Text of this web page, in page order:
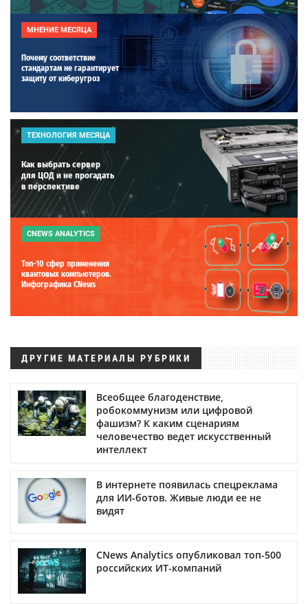
МНЕНИЕ МЕСЯЦА
Почему соответствие
стандартам не гарантирует
защиту от киберугроз
ТЕХНОЛОГИЯ МЕСЯЦА
Как выбрать сервер
для ЦОД и не прогадать
в перспективе
CNEWS ANALYTICS
Топ-10 сфер применения
квантовых компьютеров.
Инфографика CNews
ДРУГИЕ МАТЕРИАЛЫ РУБРИКИ
Всеобщее благоденствие,
робокоммунизм или цифровой
фашизм? К каким сценариям
человечество ведет искусственный
интеллект
В интернете появилась спецреклама
для ИИ-ботов. Живые люди ее не
видят
CNews Analytics опубликовал топ-500
российских ИТ-компаний